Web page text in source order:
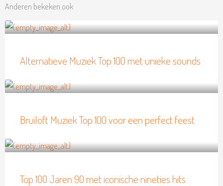
Anderen bekeken ook
Alternatieve Muziek Top 100 met unieke sounds
Bruiloft Muziek Top 100 voor een perfect feest
Top 100 Jaren 90 met iconische nineties hits